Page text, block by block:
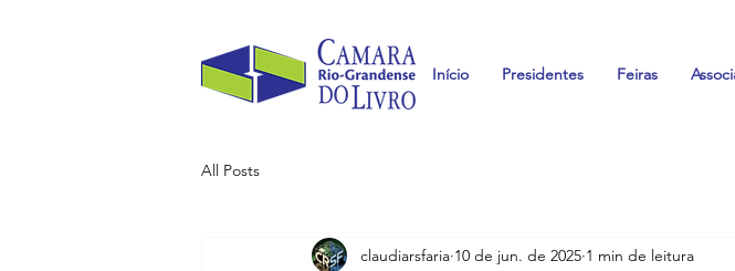
Início Presidentes Feiras
All Posts
claudiarsfaria 10 de jun. de 2025 1 min de leitura